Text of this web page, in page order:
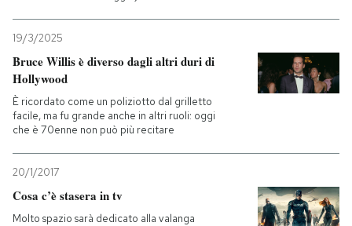
19/3/2025
Bruce Willis è diverso dagli altri duri di
Hollywood
È ricordato come un poliziotto dal grilletto
facile, ma fu grande anche in altri ruoli: oggi
che è 70enne non può più recitare
20/1/2017
Cosa c’è stasera in tv
Molto spazio sarà dedicato alla valanga